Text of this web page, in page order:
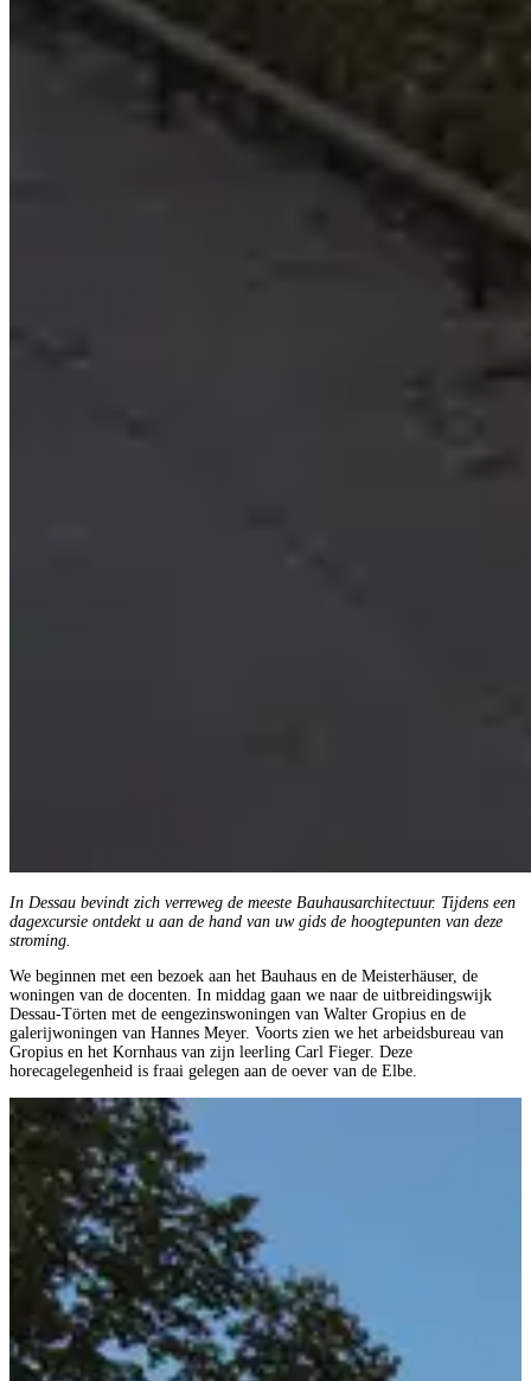
In Dessau bevindt zich verreweg de meeste Bauhausarchitectuur. Tijdens een
dagexcursie ontdekt u aan de hand van uw gids de hoogtepunten van deze
stroming.
We beginnen met een bezoek aan het Bauhaus en de Meisterhäuser, de
woningen van de docenten. In middag gaan we naar de uitbreidingswijk
Dessau-Törten met de eengezinswoningen van Walter Gropius en de
galerijwoningen van Hannes Meyer. Voorts zien we het arbeidsbureau van
Gropius en het Kornhaus van zijn leerling Carl Fieger. Deze
horecagelegenheid is fraai gelegen aan de oever van de Elbe.